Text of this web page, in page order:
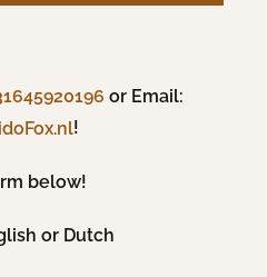
or Email:
!
below!
or Dutch